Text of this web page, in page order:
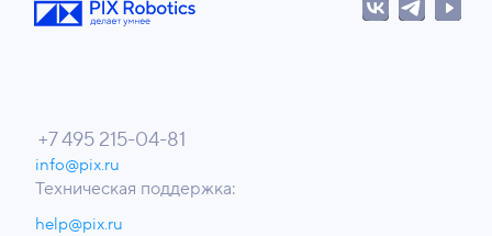
+7 495 215-04-81
info@pix.ru
Техническая поддержка:
help@pix.ru